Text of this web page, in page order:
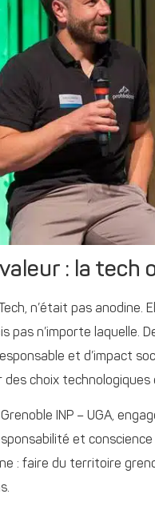
: la tech
n’était pas anodine.
pas n’importe laquelle.
et d’impact
choix technologiques
INP – UGA,
et
: faire du territoire